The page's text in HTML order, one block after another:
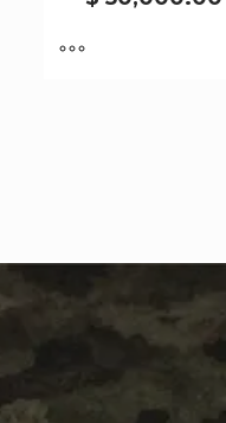
cantidad